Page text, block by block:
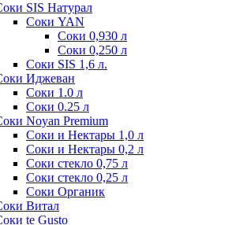
SIS Натурал
Соки YAN
Соки 0,930 л
Соки 0,250 л
Соки SIS 1,6 л.
Иджеван
Соки 1.0 л
Соки 0.25 л
Noyan Premium
Соки и Нектары 1,0 л
Соки и Нектары 0,2 л
Соки стекло 0,75 л
Соки стекло 0,25 л
Соки Органик
Витал
te Gusto